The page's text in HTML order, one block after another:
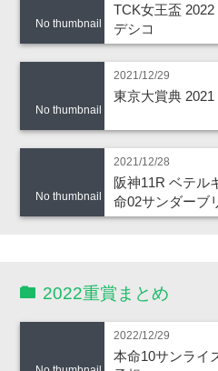
No thumbnail
TCK女王盃
デシコ
No thumbnail
2021/12/29
東京大賞典
No thumbnail
2021/12/28
阪神11R ベテル
命02サンダーブ
2022重賞まとめ
2022/12/29
本命10サンライ